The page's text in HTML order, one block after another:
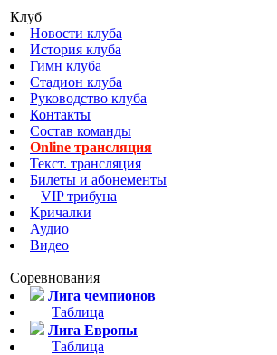
Клуб
Новости клуба
История клуба
Гимн клуба
Стадион клуба
Руководство клуба
Контакты
Состав команды
Online трансляция
Текст. трансляция
Билеты и абонементы
VIP трибуна
Кричалки
Аудио
Видео
Соревнования
Лига чемпионов
Таблица
Лига Европы
Таблица